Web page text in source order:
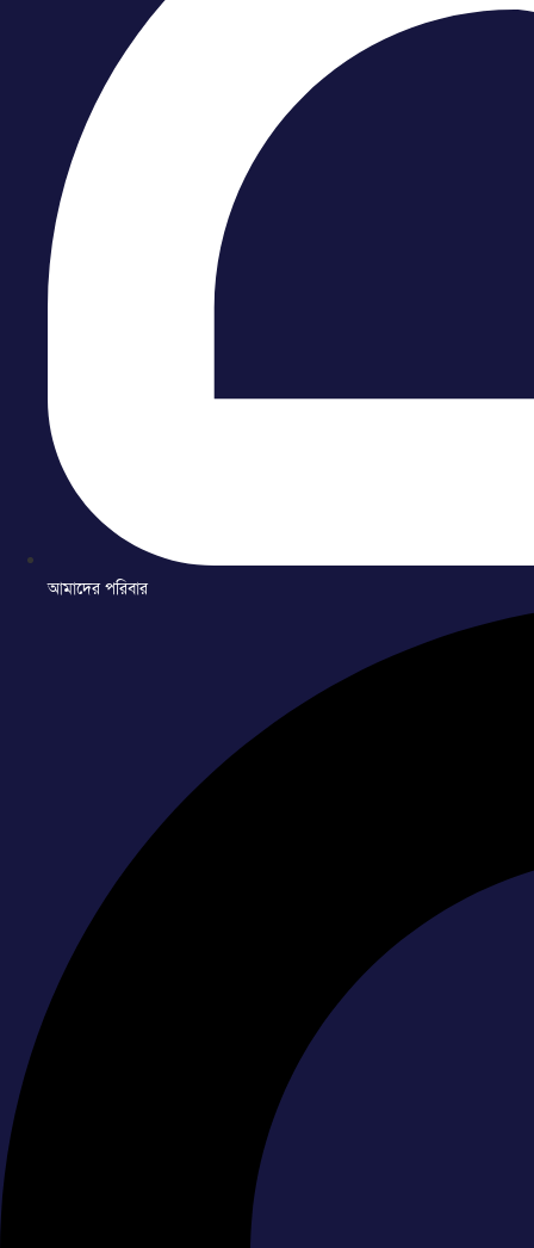
আমাদের পরিবার